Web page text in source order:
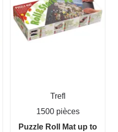
Trefl
1500 pièces
Puzzle Roll Mat up to